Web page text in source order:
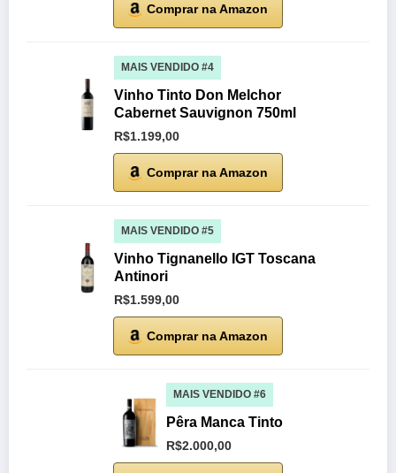
Comprar na Amazon
MAIS VENDIDO #4
Vinho Tinto Don Melchor
Cabernet Sauvignon 750ml
R$1.199,00
Comprar na Amazon
MAIS VENDIDO #5
Vinho Tignanello IGT Toscana
Antinori
R$1.599,00
Comprar na Amazon
MAIS VENDIDO #6
Pêra Manca Tinto
R$2.000,00